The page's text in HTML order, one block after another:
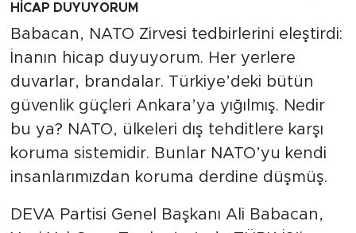
HİCAP DUYUYORUM
Babacan, NATO Zirvesi tedbirlerini eleştirdi:
İnanın hicap duyuyorum. Her yerlere
duvarlar, brandalar. Türkiye’deki bütün
güvenlik güçleri Ankara’ya yığılmış. Nedir
bu ya? NATO, ülkeleri dış tehditlere karşı
koruma sistemidir. Bunlar NATO’yu kendi
insanlarımızdan koruma derdine düşmüş.
DEVA Partisi Genel Başkanı Ali Babacan,